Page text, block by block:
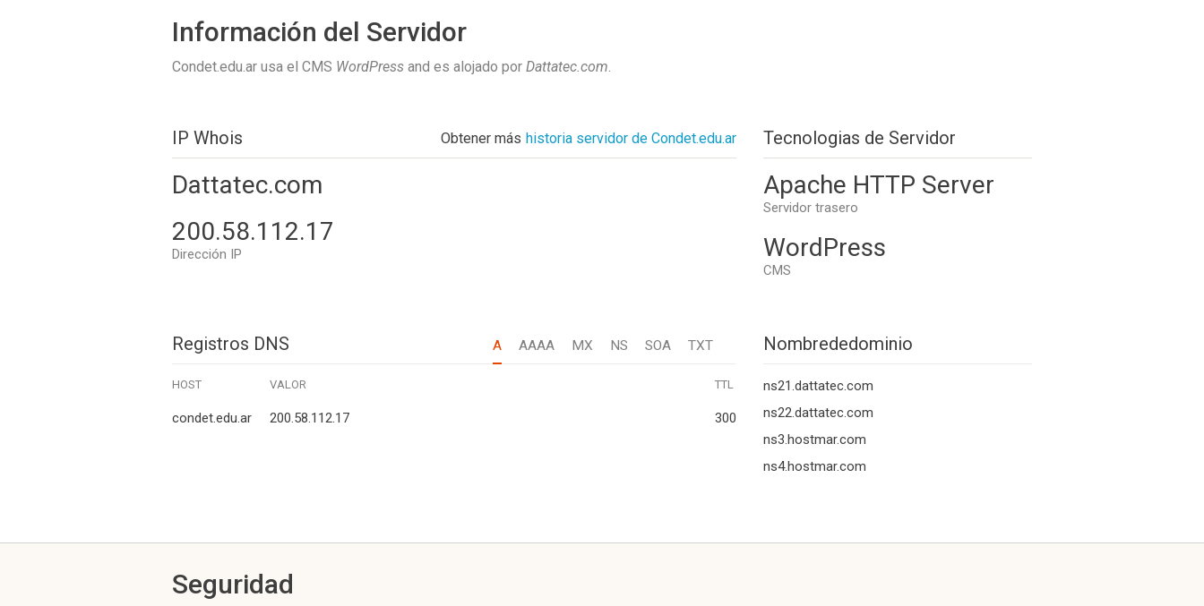
Información del Servidor
Condet.edu.ar usa el CMS WordPress and es alojado por Dattatec.com.
IP Whois Obtener más historia servidor de Condet.edu.ar
Dattatec.com
200.58.112.17
Dirección IP
Tecnologias de Servidor
Apache HTTP Server
Servidor trasero
WordPress
CMS
Registros DNS A AAAA MX NS SOA TXT Nombrededominio
ns21.dattatec.com
ns22.dattatec.com
ns3.hostmar.com
ns4.hostmar.com
HOST VALOR TTL
condet.edu.ar 200.58.112.17 300
Seguridad